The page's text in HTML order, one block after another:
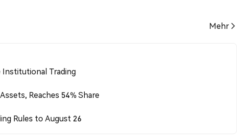
Mehr
Institutional Trading
Reaches 54% Share
Rules to August 26